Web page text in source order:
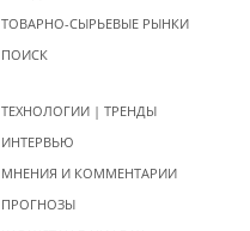
ТОВАРНО-СЫРЬЕВЫЕ РЫНКИ
ПОИСК
ТЕХНОЛОГИИ | ТРЕНДЫ
ИНТЕРВЬЮ
МНЕНИЯ И КОММЕНТАРИИ
ПРОГНОЗЫ